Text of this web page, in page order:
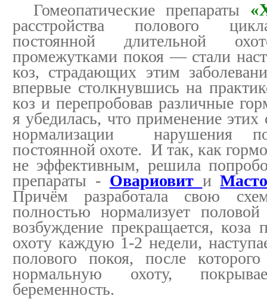
Гомеопатические препараты
расстройства полового
постоянной длительной
промежутками покоя — стали
коз, страдающих этим
впервые столкнувшись на
коз и перепробовав различные
я убедилась, что применение этих
нормализации нарушения
постоянной охоте. И так, как
не эффективным, решила
препараты - Овариовит и
Причём разработала свою
полностью нормализует
возбуждение прекращается, коза
охоту каждую 1-2 недели,
полового покоя, после
нормальную охоту,
беременность.